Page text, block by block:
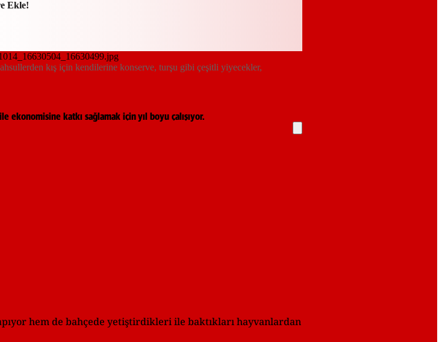
Ekle!
kış için kendilerine konserve, turşu gibi çeşitli yiyecekler,
ekonomisine katkı sağlamak için yıl boyu çalışıyor.
hem de bahçede yetiştirdikleri ile baktıkları hayvanlardan